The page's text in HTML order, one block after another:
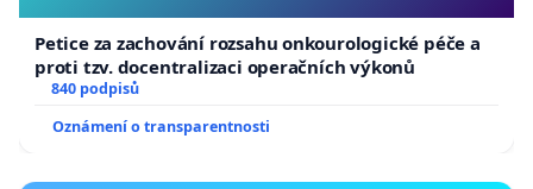
Petice za zachování rozsahu onkourologické péče a
proti tzv. docentralizaci operačních výkonů
840 podpisů
Oznámení o transparentnosti